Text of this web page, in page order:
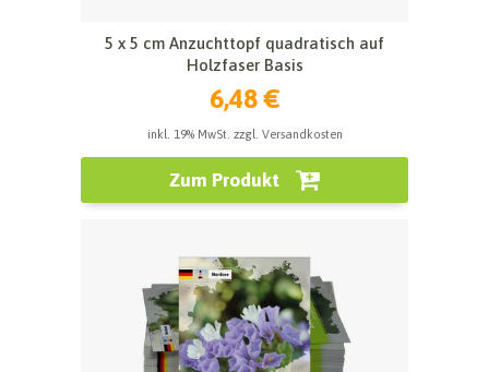
5 x 5 cm Anzuchttopf quadratisch auf
Holzfaser Basis
6,48 €
inkl. 19% MwSt. zzgl. Versandkosten
Zum Produkt